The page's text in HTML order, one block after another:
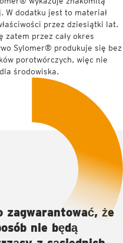
W dodatku jest to materiał
przez dziesiątki lat.
zatem przez cały okres
Sylomer® produkuje się bez
porotwórczych, więc nie
środowiska.
zagwarantować, że
nie będą